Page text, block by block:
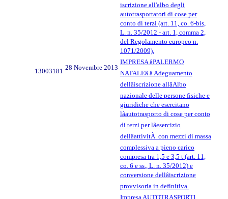
iscrizione all'albo degli
autotrasportatori di cose per
conto di terzi (art. 11, co. 6-bis,
L. n. 35/2012 - art. 1, comma 2,
del Regolamento europeo n.
1071/2009).
13003181 28 Novembre 2013
IMPRESA âPALERMO
NATALEâ â Adeguamento
dellâiscrizione allâAlbo
nazionale delle persone fisiche e
giuridiche che esercitano
lâautotrasporto di cose per conto
di terzi per lâesercizio
dellâattivitÃ con mezzi di massa
complessiva a pieno carico
compresa tra 1,5 e 3,5 t (art. 11,
co. 6 e ss., L. n. 35/2012) e
conversione dellâiscrizione
provvisoria in definitiva.
Impresa AUTOTRASPORTI